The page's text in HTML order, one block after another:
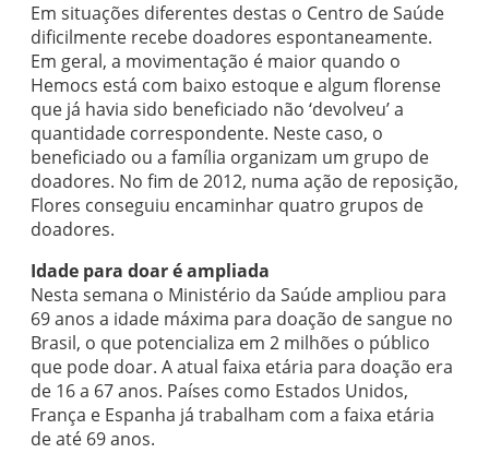
Em situações diferentes destas o Centro de Saúde
dificilmente recebe doadores espontaneamente.
Em geral, a movimentação é maior quando o
Hemocs está com baixo estoque e algum florense
que já havia sido beneficiado não ‘devolveu’ a
quantidade correspondente. Neste caso, o
beneficiado ou a família organizam um grupo de
doadores. No fim de 2012, numa ação de reposição,
Flores conseguiu encaminhar quatro grupos de
doadores.
Idade para doar é ampliada
Nesta semana o Ministério da Saúde ampliou para
69 anos a idade máxima para doação de sangue no
Brasil, o que potencializa em 2 milhões o público
que pode doar. A atual faixa etária para doação era
de 16 a 67 anos. Países como Estados Unidos,
França e Espanha já trabalham com a faixa etária
de até 69 anos.